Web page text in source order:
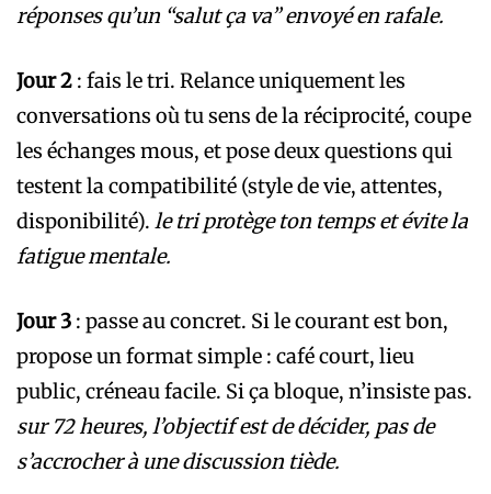
réponses qu’un “salut ça va” envoyé en rafale.
Jour 2 : fais le tri. Relance uniquement les
conversations où tu sens de la réciprocité, coupe
les échanges mous, et pose deux questions qui
testent la compatibilité (style de vie, attentes,
disponibilité). le tri protège ton temps et évite la
fatigue mentale.
Jour 3 : passe au concret. Si le courant est bon,
propose un format simple : café court, lieu
public, créneau facile. Si ça bloque, n’insiste pas.
sur 72 heures, l’objectif est de décider, pas de
s’accrocher à une discussion tiède.